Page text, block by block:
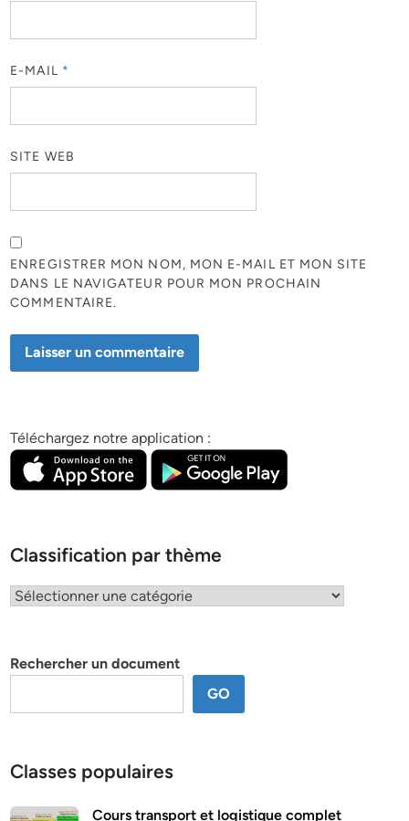
E-MAIL *
SITE WEB
ENREGISTRER MON NOM, MON E-MAIL ET MON SITE
DANS LE NAVIGATEUR POUR MON PROCHAIN
COMMENTAIRE.
Téléchargez notre application :
Classification par thème
Classification
Rechercher un document
GO
Classes populaires
Cours transport et logistique complet